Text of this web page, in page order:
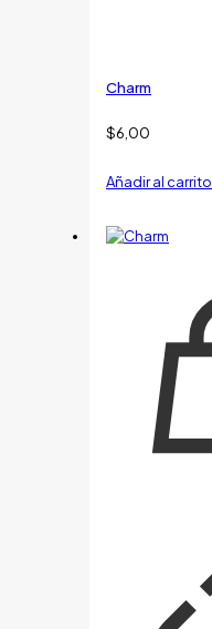
Charm
$6,00
Añadir al carrito